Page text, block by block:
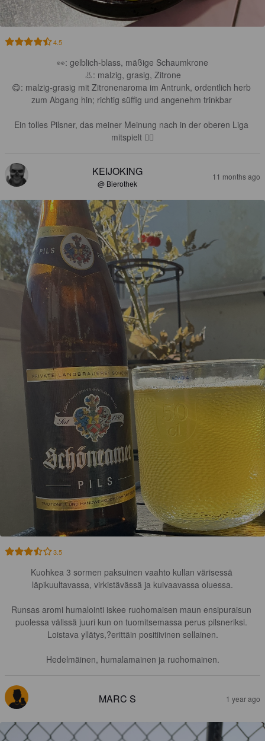
4.5
👀: gelblich-blass, mäßige Schaumkrone
👃: malzig, grasig, Zitrone
😋: malzig-grasig mit Zitronenaroma im Antrunk, ordentlich herb
zum Abgang hin; richtig süffig und angenehm trinkbar
Ein tolles Pilsner, das meiner Meinung nach in der oberen Liga
mitspielt 👍🏼
KEIJOKING
@ Bierothek
11 months ago
3.5
Kuohkea 3 sormen paksuinen vaahto kullan värisessä
läpikuultavassa, virkistävässä ja kuivaavassa oluessa.
Runsas aromi humalointi iskee ruohomaisen maun ensipuraisun
puolessa välissä juuri kun on tuomitsemassa perus pilsneriksi.
Loistava yllätys,?erittäin positiivinen sellainen.
Hedelmäinen, humalamainen ja ruohomainen.
MARC S 1 year ago